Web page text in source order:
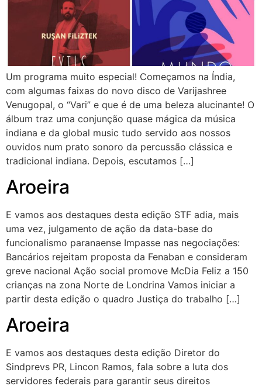
Um programa muito especial! Começamos na Índia,
com algumas faixas do novo disco de Varijashree
Venugopal, o “Vari” e que é de uma beleza alucinante! O
álbum traz uma conjunção quase mágica da música
indiana e da global music tudo servido aos nossos
ouvidos num prato sonoro da percussão clássica e
tradicional indiana. Depois, escutamos […]
Aroeira
E vamos aos destaques desta edição STF adia, mais
uma vez, julgamento de ação da data-base do
funcionalismo paranaense Impasse nas negociações:
Bancários rejeitam proposta da Fenaban e consideram
greve nacional Ação social promove McDia Feliz a 150
crianças na zona Norte de Londrina Vamos iniciar a
partir desta edição o quadro Justiça do trabalho […]
Aroeira
E vamos aos destaques desta edição Diretor do
Sindprevs PR, Lincon Ramos, fala sobre a luta dos
servidores federais para garantir seus direitos